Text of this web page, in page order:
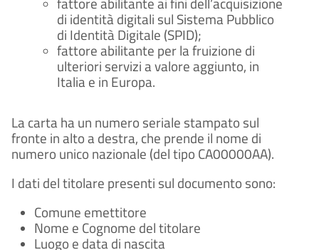
di identità digitali sul Sistema Pubblico
di Identità Digitale (SPID);
fattore abilitante per la fruizione di
ulteriori servizi a valore aggiunto, in
Italia e in Europa.
La carta ha un numero seriale stampato sul
fronte in alto a destra, che prende il nome di
numero unico nazionale (del tipo CA00000AA).
I dati del titolare presenti sul documento sono:
Comune emettitore
Nome e Cognome del titolare
Luogo e data di nascita